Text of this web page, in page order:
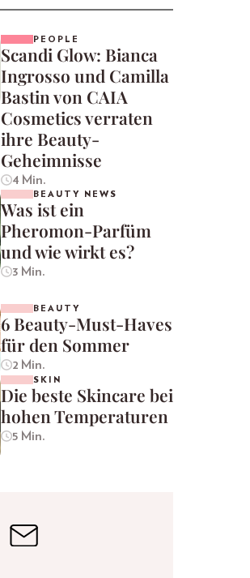
PEOPLE
Scandi Glow: Bianca
Ingrosso und Camilla
Bastin von CAIA
Cosmetics verraten
ihre Beauty-
Geheimnisse
4 Min.
BEAUTY NEWS
Was ist ein
Pheromon-Parfüm
und wie wirkt es?
3 Min.
BEAUTY
6 Beauty-Must-Haves
für den Sommer
2 Min.
SKIN
Die beste Skincare bei
hohen Temperaturen
5 Min.